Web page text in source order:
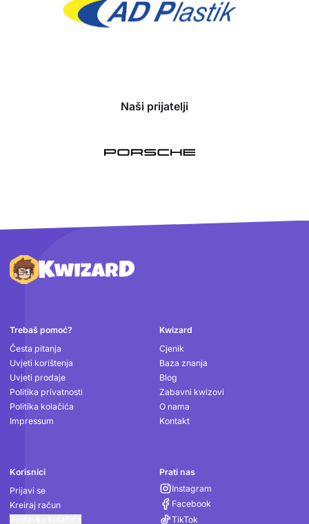
Naši prijatelji
Podnožje
Trebaš pomoć?
Česta pitanja
Uvjeti korištenja
Uvjeti prodaje
Politika privatnosti
Politika kolačića
Impressum
Kwizard
Cjenik
Baza znanja
Blog
Zabavni kwizovi
O nama
Kontakt
Korisnici
Prijavi se
Kreiraj račun
Prati nas
Instagram
Facebook
TikTok